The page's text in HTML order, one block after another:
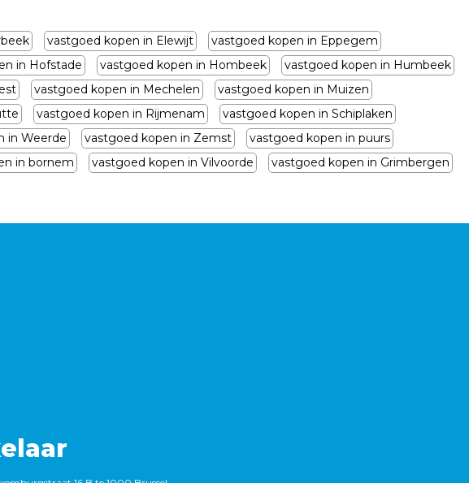
vastgoed kopen in Elewijt
vastgoed kopen in Eppegem
in Hofstade vastgoed kopen in Hombeek
vastgoed kopen in Humbeek
vastgoed kopen in Mechelen
vastgoed kopen in Muizen
vastgoed kopen in Rijmenam
vastgoed kopen in Schiplaken
in Weerde vastgoed kopen in Zemst
vastgoed kopen in puurs
in bornem vastgoed kopen in Vilvoorde vastgoed kopen in Grimbergen